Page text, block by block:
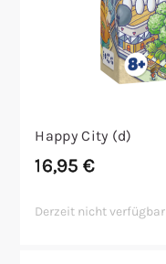
Happy City (d)
16,95€
Derzeit nicht verfügbar